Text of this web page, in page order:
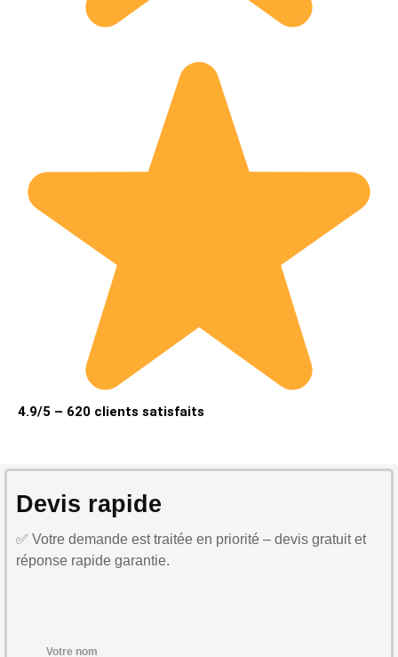
4.9/5 – 620 clients satisfaits
Devis rapide
✅ Votre demande est traitée en priorité – devis gratuit et
réponse rapide garantie.
Votre nom